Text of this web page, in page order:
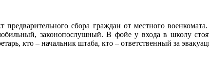
сбора граждан от местного
законопослушный. В фойе у входа в школу
кто – начальник штаба, кто – ответственный за